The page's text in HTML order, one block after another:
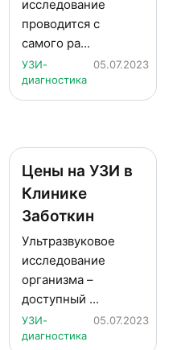
исследование
проводится с
самого ра...
УЗИ-
диагностика
05.07.2023
Цены на УЗИ в
Клинике
Заботкин
Ультразвуковое
исследование
организма –
доступный ...
УЗИ-
диагностика
05.07.2023